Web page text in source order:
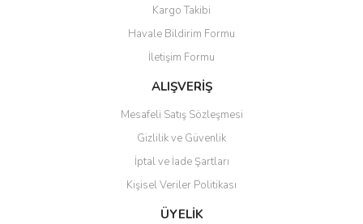
Ürün açıklamasında eksik bilgiler bulunuyor.
Ürün bilgilerinde hatalar bulunuyor.
Ürün fiyatı diğer sitelerden daha pahalı.
Bu ürüne benzer farklı alternatifler olmalı.
Gönder
Kargo Takibi
Havale Bildirim Formu
İletişim Formu
ALIŞVERİŞ
Mesafeli Satış Sözleşmesi
Gizlilik ve Güvenlik
İptal ve İade Şartları
Kişisel Veriler Politikası
ÜYELİK